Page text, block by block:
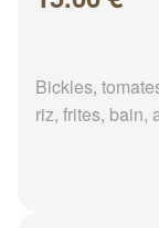
Bickles,
riz, frites, bain,